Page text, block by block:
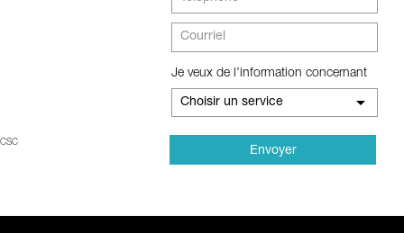
Je veux de l’information concernant
Choisir un service